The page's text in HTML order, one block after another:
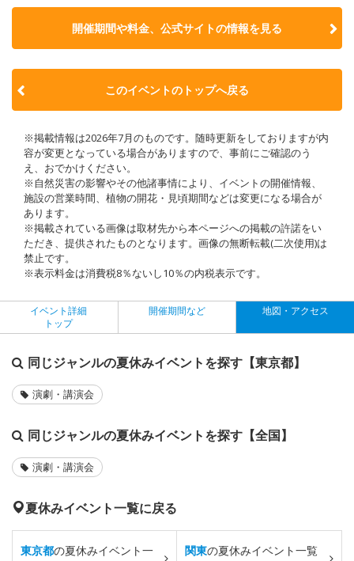
開催期間や料金、公式サイトの情報を見る
このイベントのトップへ戻る
※掲載情報は2026年7月のものです。随時更新をしておりますが内
容が変更となっている場合がありますので、事前にご確認のう
え、おでかけください。
※自然災害の影響やその他諸事情により、イベントの開催情報、
施設の営業時間、植物の開花・見頃期間などは変更になる場合が
あります。
※掲載されている画像は取材先から本ページへの掲載の許諾をい
ただき、提供されたものとなります。画像の無断転載(二次使用)は
禁止です。
※表示料金は消費税8％ないし10％の内税表示です。
イベント詳細
トップ
開催期間など 地図・アクセス
同じジャンルの夏休みイベントを探す【東京都】
演劇・講演会
同じジャンルの夏休みイベントを探す【全国】
演劇・講演会
夏休みイベント一覧に戻る
東京都の夏休みイベント一
関東の夏休みイベント一覧